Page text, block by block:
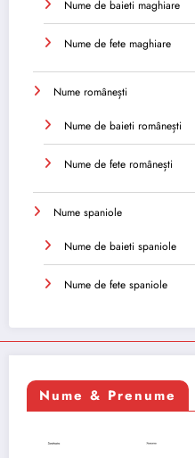
Nume de baieti maghiare
Nume de fete maghiare
Nume românești
Nume de baieti românești
Nume de fete românești
Nume spaniole
Nume de baieti spaniole
Nume de fete spaniole
Nume & Prenume